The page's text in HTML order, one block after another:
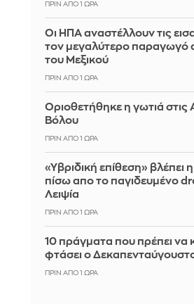
ΠΡΙΝ ΑΠΌ 1 ΏΡΑ
Οι ΗΠΑ αναστέλλουν τις
τον μεγαλύτερο παραγωγό
του Μεξικού
ΠΡΙΝ ΑΠΌ 1 ΏΡΑ
Οριοθετήθηκε η γωτιά στις
Βόλου
ΠΡΙΝ ΑΠΌ 1 ΏΡΑ
«Υβριδική επίθεση» βλέπει
πίσω απο το παγιδευμένο
Λειψία
ΠΡΙΝ ΑΠΌ 1 ΏΡΑ
10 πράγματα που πρέπει να
φτάσει ο
ΠΡΙΝ ΑΠΌ 1 ΏΡΑ